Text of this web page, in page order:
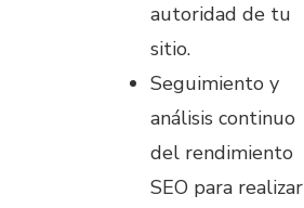
autoridad de tu
sitio.
Seguimiento y
análisis continuo
del rendimiento
SEO para realizar